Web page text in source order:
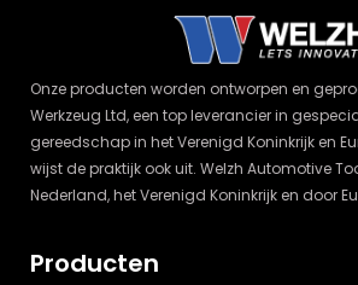
Onze producten worden ontworpen en
Werkzeug Ltd, een top leverancier in
gereedschap in het Verenigd Koninkrijk en
wijst de praktijk ook uit. Welzh Automotive
Nederland, het Verenigd Koninkrijk en door
Producten